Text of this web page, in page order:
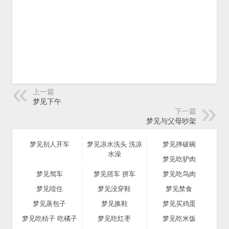
上一篇
梦见下午
下一篇
梦见与父母吵架
梦见别人开车
梦见凉水洗头 洗凉
水澡
梦见摔破碗
梦见吃驴肉
梦见驾车
梦见撘车 拼车
梦见吃鸟肉
梦见噎住
梦见没穿鞋
梦见禁食
梦见蒸包子
梦见换鞋
梦见买鸡蛋
梦见吃桔子 吃橘子
梦见吃红枣
梦见吃米饭